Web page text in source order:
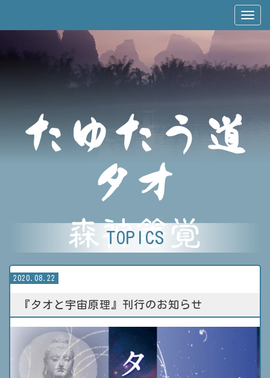
たゆたう道
タオ
森神等覚
TOPICS
2020.08.22
『タオと宇宙原理』刊行のお知らせ